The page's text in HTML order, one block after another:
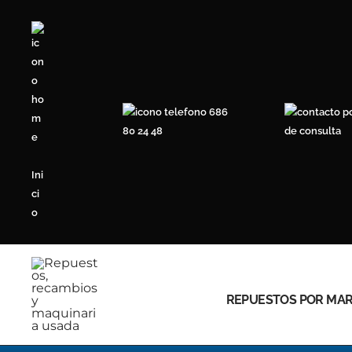
contenido
Ini
ci
o
686
80 24 48
de consulta
REPUESTOS POR